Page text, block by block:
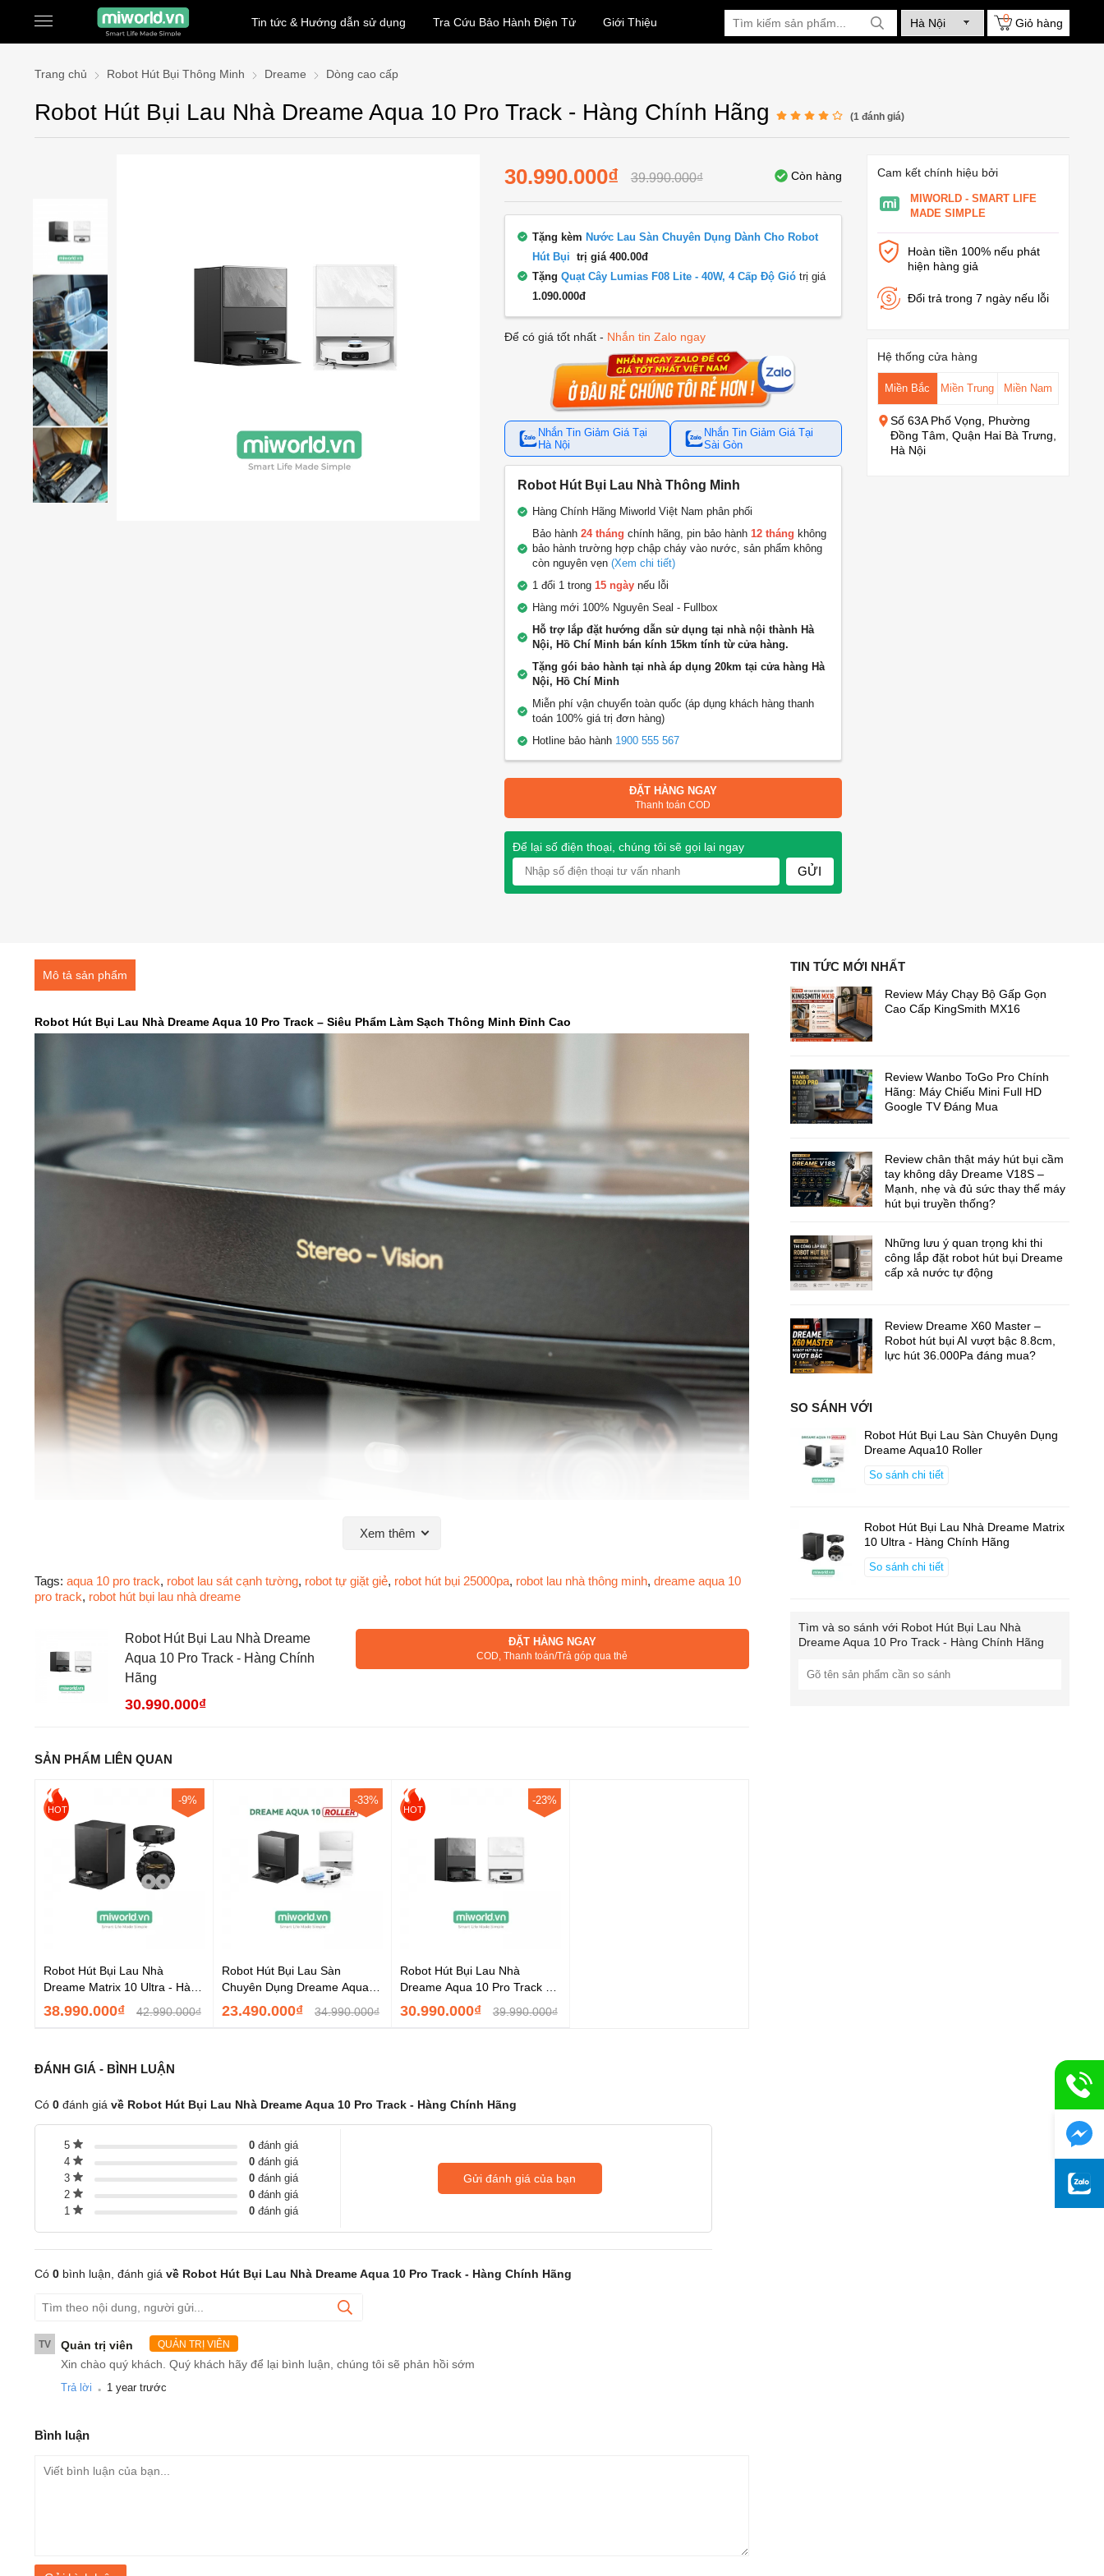
Tin tức & Hướng dẫn sử dụng Tra Cứu Bảo Hành Điện Tử Giới Thiệu Giỏ hàng
0
Trang chủ Robot Hút Bụi Thông Minh Dreame Dòng cao cấp
Robot Hút Bụi Lau Nhà Dreame Aqua 10 Pro Track - Hàng Chính Hãng (1 đánh giá)
30.990.000₫ 39.990.000₫ Còn hàng
Tặng kèm Nước Lau Sàn Chuyên Dụng Dành Cho Robot
Hút Bụi trị giá 400.00đ
Tặng Quạt Cây Lumias F08 Lite - 40W, 4 Cấp Độ Giótrị giá
1.090.000đ
Để có giá tốt nhất - Nhắn tin Zalo ngay
Nhắn Tin Giảm Giá Tại
Hà Nội
Nhắn Tin Giảm Giá Tại
Sài Gòn
Robot Hút Bụi Lau Nhà Thông Minh
Hàng Chính Hãng Miworld Việt Nam phân phối
Bảo hành 24 tháng chính hãng, pin bảo hành 12 tháng không
bảo hành trường hợp chập cháy vào nước, sản phẩm không
còn nguyên vẹn (Xem chi tiết)
1 đổi 1 trong 15 ngày nếu lỗi
Hàng mới 100% Nguyên Seal - Fullbox
Hỗ trợ lắp đặt hướng dẫn sử dụng tại nhà nội thành Hà
Nội, Hồ Chí Minh bán kính 15km tính từ cửa hàng.
Tặng gói bảo hành tại nhà áp dụng 20km tại cửa hàng Hà
Nội, Hồ Chí Minh
Miễn phí vận chuyển toàn quốc (áp dụng khách hàng thanh
toán 100% giá trị đơn hàng)
Hotline bảo hành 1900 555 567
ĐẶT HÀNG NGAY
Thanh toán COD
Để lại số điện thoại, chúng tôi sẽ gọi lại ngay
GỬI
Cam kết chính hiệu bởi
MIWORLD - SMART LIFE
MADE SIMPLE
Hoàn tiền 100% nếu phát
hiện hàng giả
Đổi trả trong 7 ngày nếu lỗi
Hệ thống cửa hàng
Miền Bắc Miền Trung Miền Nam
Số 63A Phố Vọng, Phường
Đồng Tâm, Quận Hai Bà Trưng,
Hà Nội
Mô tả sản phẩm
Robot Hút Bụi Lau Nhà Dreame Aqua 10 Pro Track – Siêu Phẩm Làm Sạch Thông Minh Đỉnh Cao
Xem thêm
Tags: aqua 10 pro track, robot lau sát cạnh tường, robot tự giặt giẻ, robot hút bụi 25000pa, robot lau nhà thông minh, dreame aqua 10
pro track, robot hút bụi lau nhà dreame
Robot Hút Bụi Lau Nhà Dreame
Aqua 10 Pro Track - Hàng Chính
Hãng
30.990.000₫
ĐẶT HÀNG NGAY
COD, Thanh toán/Trả góp qua thẻ
SẢN PHẨM LIÊN QUAN
HOT
-9%
Robot Hút Bụi Lau Nhà
Dreame Matrix 10 Ultra - Hàng
Chính Hãng
38.990.000₫ 42.990.000₫
-33%
Robot Hút Bụi Lau Sàn
Chuyên Dụng Dreame Aqua10
Roller
23.490.000₫ 34.990.000₫
HOT
-23%
Robot Hút Bụi Lau Nhà
Dreame Aqua 10 Pro Track -
Hàng Chính Hãng
30.990.000₫ 39.990.000₫
ĐÁNH GIÁ - BÌNH LUẬN
Có 0 đánh giá về Robot Hút Bụi Lau Nhà Dreame Aqua 10 Pro Track - Hàng Chính Hãng
5 0đánh giá
4
0đánh giá
3
0đánh giá
2
0đánh giá
1
0đánh giá
Gửi đánh giá của bạn
Có 0 bình luận, đánh giá về Robot Hút Bụi Lau Nhà Dreame Aqua 10 Pro Track - Hàng Chính Hãng
TV Quản trị viên QUẢN TRỊ VIÊN
Xin chào quý khách. Quý khách hãy để lại bình luận, chúng tôi sẽ phản hồi sớm
Trả lời . 1 year trước
Bình luận
TIN TỨC MỚI NHẤT
Review Máy Chạy Bộ Gấp Gọn
Cao Cấp KingSmith MX16
Review Wanbo ToGo Pro Chính
Hãng: Máy Chiếu Mini Full HD
Google TV Đáng Mua
Review chân thật máy hút bụi cầm
tay không dây Dreame V18S –
Mạnh, nhẹ và đủ sức thay thế máy
hút bụi truyền thống?
Những lưu ý quan trọng khi thi
công lắp đặt robot hút bụi Dreame
cấp xả nước tự động
Review Dreame X60 Master –
Robot hút bụi AI vượt bậc 8.8cm,
lực hút 36.000Pa đáng mua?
SO SÁNH VỚI
Robot Hút Bụi Lau Sàn Chuyên Dụng
Dreame Aqua10 Roller
So sánh chi tiết
Robot Hút Bụi Lau Nhà Dreame Matrix
10 Ultra - Hàng Chính Hãng
So sánh chi tiết
Tìm và so sánh với Robot Hút Bụi Lau Nhà
Dreame Aqua 10 Pro Track - Hàng Chính Hãng